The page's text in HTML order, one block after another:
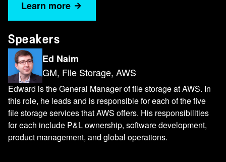
Learn more
Speakers
Ed Naim
GM, File Storage, AWS
Edward is the General Manager of file storage at AWS. In
this role, he leads and is responsible for each of the five
file storage services that AWS offers. His responsibilities
for each include P&L ownership, software development,
product management, and global operations.